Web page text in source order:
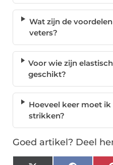
Wat zijn de
veters?
Voor wie zijn
geschikt?
Hoeveel keer moet
strikken?
Goed artikel? Deel